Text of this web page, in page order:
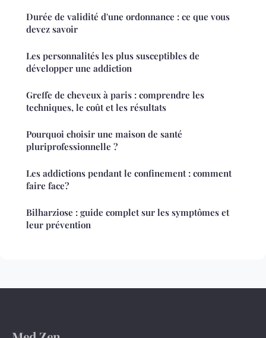
Durée de validité d'une ordonnance : ce que vous
devez savoir
Les personnalités les plus susceptibles de
développer une addiction
Greffe de cheveux à paris : comprendre les
techniques, le coût et les résultats
Pourquoi choisir une maison de santé
pluriprofessionnelle ?
Les addictions pendant le confinement : comment
faire face?
Bilharziose : guide complet sur les symptômes et
leur prévention